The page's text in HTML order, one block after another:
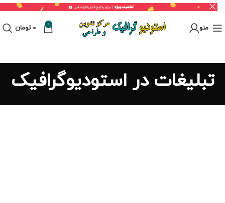
منو 0
0 تومان
تبلیغات در استودیوگرافیک